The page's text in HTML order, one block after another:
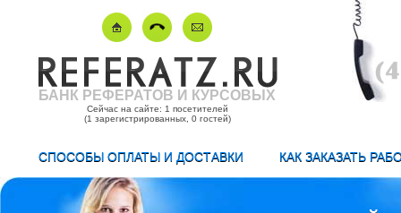
БАНК РЕФЕРАТОВ И КУРСОВЫХ
Сейчас на сайте: 1 посетителей
(1 зарегистрированных, 0 гостей)
СПОСОБЫ ОПЛАТЫ И ДОСТАВКИ КАК ЗАКАЗАТЬ